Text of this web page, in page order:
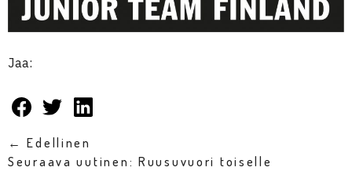
Jaa:
← Edellinen
Seuraava uutinen: Ruusuvuori toiselle